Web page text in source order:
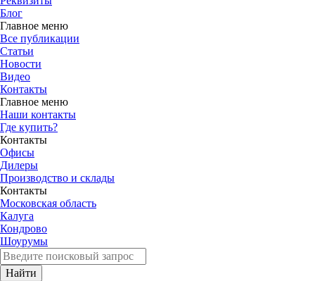
Блог
Главное меню
Все публикации
Статьи
Новости
Видео
Контакты
Главное меню
Наши контакты
Где купить?
Контакты
Офисы
Дилеры
Производство и склады
Контакты
Московская область
Калуга
Кондрово
Шоурумы
Найти